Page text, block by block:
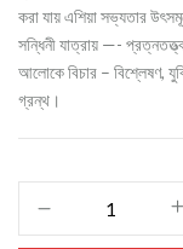
করা যায় এশিয়া সভ্যতার
সন্ধিনী যাত্রায় —-
আলোকে বিচার – বিশ্লেষণ,
গ্রন্থ।